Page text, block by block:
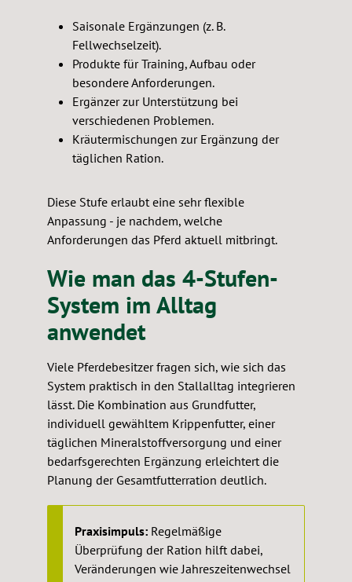
Saisonale Ergänzungen (z. B.
Fellwechselzeit).
Produkte für Training, Aufbau oder
besondere Anforderungen.
Ergänzer zur Unterstützung bei
verschiedenen Problemen.
Kräutermischungen zur Ergänzung der
täglichen Ration.
Diese Stufe erlaubt eine sehr flexible
Anpassung - je nachdem, welche
Anforderungen das Pferd aktuell mitbringt.
Wie man das 4-Stufen-
System im Alltag
anwendet
Viele Pferdebesitzer fragen sich, wie sich das
System praktisch in den Stallalltag integrieren
lässt. Die Kombination aus Grundfutter,
individuell gewähltem Krippenfutter, einer
täglichen Mineralstoffversorgung und einer
bedarfsgerechten Ergänzung erleichtert die
Planung der Gesamtfutterration deutlich.
Praxisimpuls: Regelmäßige
Überprüfung der Ration hilft dabei,
Veränderungen wie Jahreszeitenwechsel